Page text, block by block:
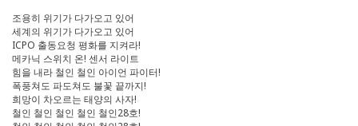
조용히 위기가 다가오고 있어
세계의 위기가 다가오고 있어
ICPO 출동요청 평화를 지켜라!
메카닉 스위치 온! 센서 라이트
힘을 내라 철인 철인 아이언 파이터!
폭풍쳐도 파도쳐도 불꽃 끝까지!
희망이 차오르는 태양의 사자!
철인 철인 철인 철인 철인28호!